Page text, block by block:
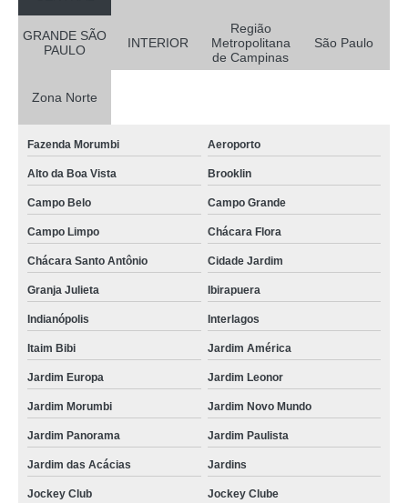
GRANDE SÃO
PAULO
INTERIOR
Região
Metropolitana
de Campinas
São Paulo
Zona Norte
Fazenda Morumbi Aeroporto
Alto da Boa Vista Brooklin
Campo Belo Campo Grande
Campo Limpo Chácara Flora
Chácara Santo Antônio Cidade Jardim
Granja Julieta Ibirapuera
Indianópolis Interlagos
Itaim Bibi Jardim América
Jardim Europa Jardim Leonor
Jardim Morumbi Jardim Novo Mundo
Jardim Panorama Jardim Paulista
Jardim das Acácias Jardins
Jockey Club Jockey Clube